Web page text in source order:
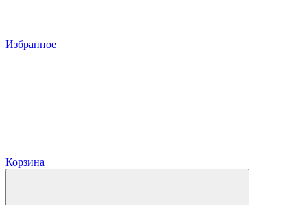
Избранное
Корзина